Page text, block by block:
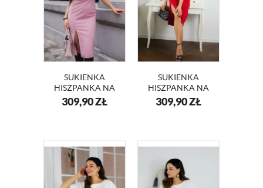
SUKIENKA
HISZPANKA NA
WESELE LAURA
KM339-5
309,90ZŁ
SUKIENKA
HISZPANKA NA
WESELE LAURA
KM339-1
309,90ZŁ